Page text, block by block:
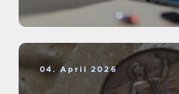
04. April 2026